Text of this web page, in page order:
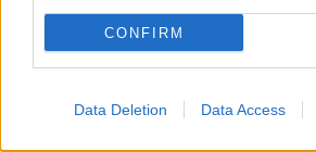
CONFIRM
Data Deletion Data Access
Čirviniai blynai su varške: